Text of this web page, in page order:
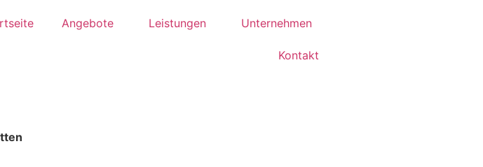
Angebote Leistungen Unternehmen
Kontakt